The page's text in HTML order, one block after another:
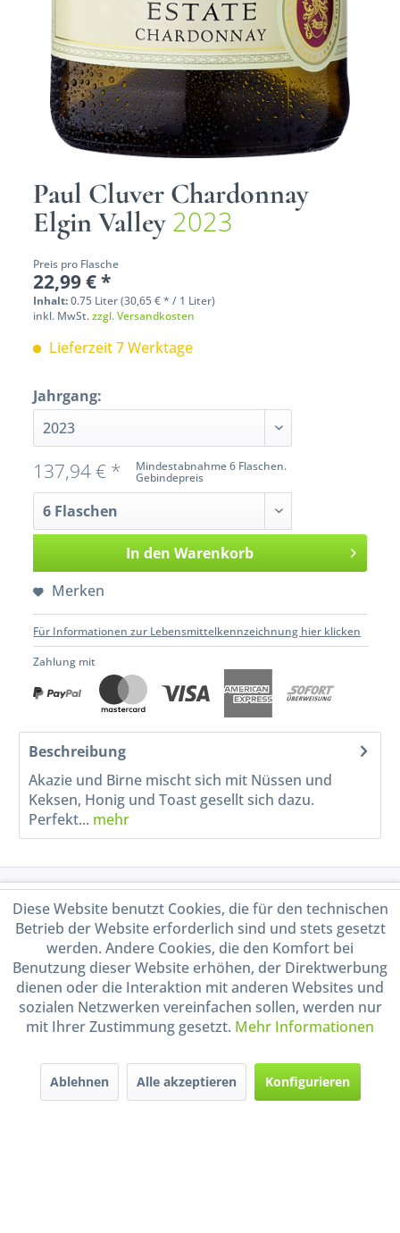
Paul Cluver Chardonnay
Elgin Valley 2023
Preis pro Flasche
22,99 € *
Inhalt:0.75 Liter (30,65 € * / 1 Liter)
inkl. MwSt.zzgl. Versandkosten
Lieferzeit 7 Werktage
Jahrgang:
Mindestabnahme 6 Flaschen.
Gebindepreis
137,94 € *
In den Warenkorb
Merken
Für Informationen zur Lebensmittelkennzeichnung hier klicken
Zahlung mit
Beschreibung
Akazie und Birne mischt sich mit Nüssen und
Keksen, Honig und Toast gesellt sich dazu.
Perfekt... mehr
Service Hotline
Shop Service
Informationen
Handel mit BIO-Weinen
durch DE-ÖKO-009
Diese Website benutzt Cookies, die für den technischen
Betrieb der Website erforderlich sind und stets gesetzt
werden. Andere Cookies, die den Komfort bei
Benutzung dieser Website erhöhen, der Direktwerbung
dienen oder die Interaktion mit anderen Websites und
sozialen Netzwerken vereinfachen sollen, werden nur
mit Ihrer Zustimmung gesetzt. Mehr Informationen
Ablehnen Alle akzeptieren Konfigurieren